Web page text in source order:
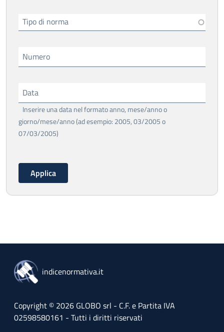
Tipo di norma
Numero
Data
Inserire una data nel formato anno, mese/anno o
giorno/mese/anno (ad esempio: 2005, 03/2005 o
07/03/2005)
indicenormativa.it
Copyright © 2026 GLOBO srl - C.F. e Partita IVA
02598580161 - Tutti i diritti riservati